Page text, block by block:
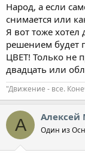
Народ, а если
снимается или
Я вот тоже
решением
ЦВЕТ! Только не
двадцать или
"Движение - все.
А Алексей
Один из